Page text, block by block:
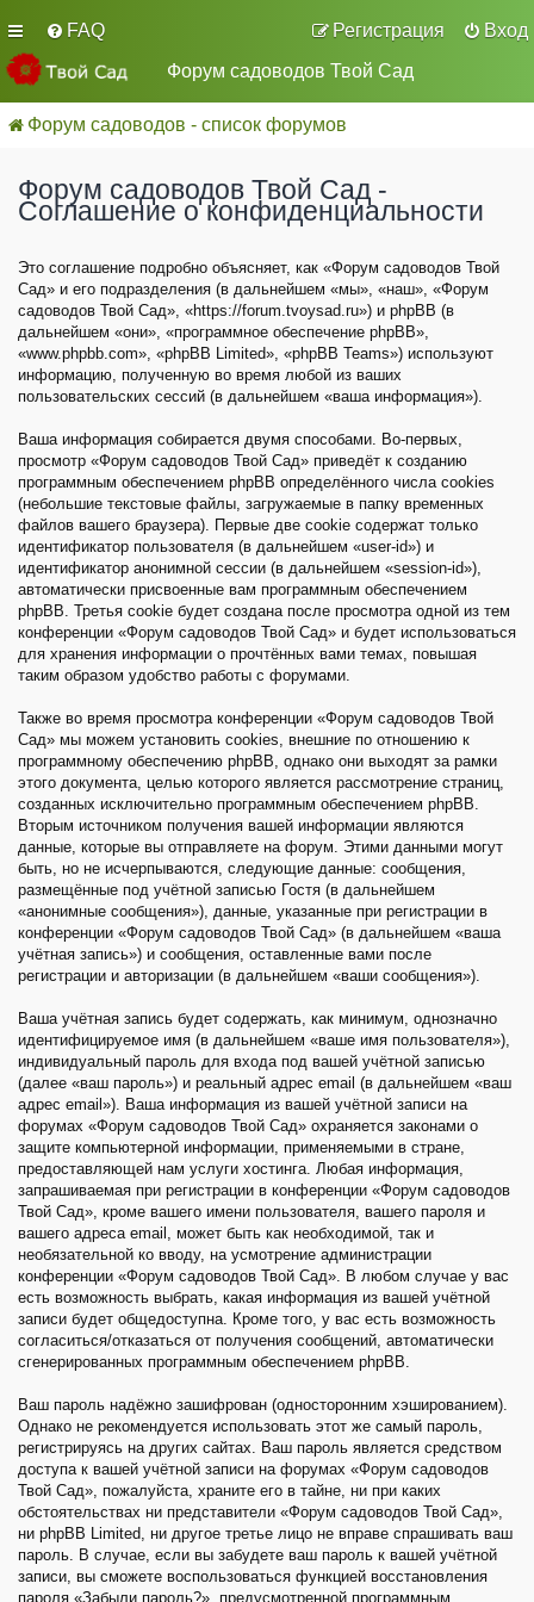
FAQ Вход
Регистрация
Форум садоводов Твой Сад
Форум садоводов - список форумов
Форум садоводов Твой Сад -
Соглашение о конфиденциальности
Это соглашение подробно объясняет, как «Форум садоводов Твой
Сад» и его подразделения (в дальнейшем «мы», «наш», «Форум
садоводов Твой Сад», «https://forum.tvoysad.ru») и phpBB (в
дальнейшем «они», «программное обеспечение phpBB»,
«www.phpbb.com», «phpBB Limited», «phpBB Teams») используют
информацию, полученную во время любой из ваших
пользовательских сессий (в дальнейшем «ваша информация»).
Ваша информация собирается двумя способами. Во-первых,
просмотр «Форум садоводов Твой Сад» приведёт к созданию
программным обеспечением phpBB определённого числа cookies
(небольшие текстовые файлы, загружаемые в папку временных
файлов вашего браузера). Первые две cookie содержат только
идентификатор пользователя (в дальнейшем «user-id») и
идентификатор анонимной сессии (в дальнейшем «session-id»),
автоматически присвоенные вам программным обеспечением
phpBB. Третья cookie будет создана после просмотра одной из тем
конференции «Форум садоводов Твой Сад» и будет использоваться
для хранения информации о прочтённых вами темах, повышая
таким образом удобство работы с форумами.
Также во время просмотра конференции «Форум садоводов Твой
Сад» мы можем установить cookies, внешние по отношению к
программному обеспечению phpBB, однако они выходят за рамки
этого документа, целью которого является рассмотрение страниц,
созданных исключительно программным обеспечением phpBB.
Вторым источником получения вашей информации являются
данные, которые вы отправляете на форум. Этими данными могут
быть, но не исчерпываются, следующие данные: сообщения,
размещённые под учётной записью Гостя (в дальнейшем
«анонимные сообщения»), данные, указанные при регистрации в
конференции «Форум садоводов Твой Сад» (в дальнейшем «ваша
учётная запись») и сообщения, оставленные вами после
регистрации и авторизации (в дальнейшем «ваши сообщения»).
Ваша учётная запись будет содержать, как минимум, однозначно
идентифицируемое имя (в дальнейшем «ваше имя пользователя»),
индивидуальный пароль для входа под вашей учётной записью
(далее «ваш пароль») и реальный адрес email (в дальнейшем «ваш
адрес email»). Ваша информация из вашей учётной записи на
форумах «Форум садоводов Твой Сад» охраняется законами о
защите компьютерной информации, применяемыми в стране,
предоставляющей нам услуги хостинга. Любая информация,
запрашиваемая при регистрации в конференции «Форум садоводов
Твой Сад», кроме вашего имени пользователя, вашего пароля и
вашего адреса email, может быть как необходимой, так и
необязательной ко вводу, на усмотрение администрации
конференции «Форум садоводов Твой Сад». В любом случае у вас
есть возможность выбрать, какая информация из вашей учётной
записи будет общедоступна. Кроме того, у вас есть возможность
согласиться/отказаться от получения сообщений, автоматически
сгенерированных программным обеспечением phpBB.
Ваш пароль надёжно зашифрован (односторонним хэшированием).
Однако не рекомендуется использовать этот же самый пароль,
регистрируясь на других сайтах. Ваш пароль является средством
доступа к вашей учётной записи на форумах «Форум садоводов
Твой Сад», пожалуйста, храните его в тайне, ни при каких
обстоятельствах ни представители «Форум садоводов Твой Сад»,
ни phpBB Limited, ни другое третье лицо не вправе спрашивать ваш
пароль. В случае, если вы забудете ваш пароль к вашей учётной
записи, вы сможете воспользоваться функцией восстановления
пароля «Забыли пароль?», предусмотренной программным